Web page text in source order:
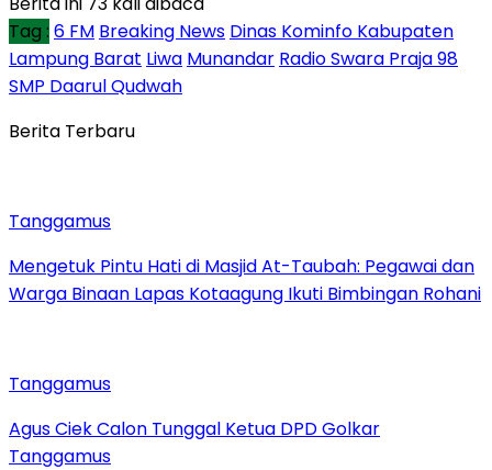
Tag : 6 FM Breaking News Dinas Kominfo Kabupaten
Lampung Barat Liwa Munandar Radio Swara Praja 98
SMP Daarul Qudwah
Berita Terbaru
Tanggamus
Mengetuk Pintu Hati di Masjid At-Taubah: Pegawai dan
Warga Binaan Lapas Kotaagung Ikuti Bimbingan Rohani
Tanggamus
Agus Ciek Calon Tunggal Ketua DPD Golkar
Tanggamus